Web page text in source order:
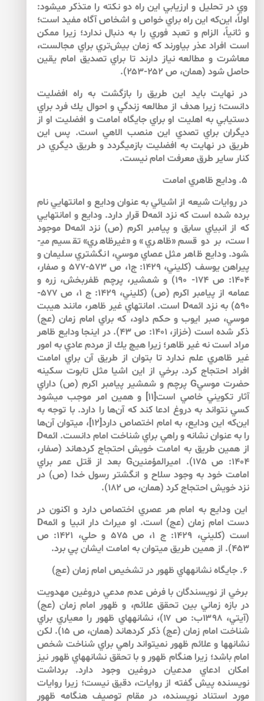
وي در تحليل و ارزيابي اين راه دو نكته را متذكر مي­شود:
اولاً، اين‌كه اين راه براي خواص و اشخاص آگاه مفيد است؛
و ثانياً، الزام و تعبد فوري را به دنبال ندارد؛ زيرا ممكن
است افراد عذر بياورند كه زمان بيش‌تري براي مجالست،
معاشرت و مطالعه نياز دارند تا براي تصديق امام يقين
حاصل شود (همان، ص ۲۵۲-۲۵۳).
در نهايت بايد اين طريق را بازگشت به راه افضليت
دانست؛ زيرا هدف از مطالعه زندگي و احوال يك فرد براي
دستيابي به اهليت او براي جايگاه امامت و افضليت او از
ديگران براي تصدي اين منصب الاهي است. پس اين
طريق در نهايت به افضليت بازمي­گردد و طريق ديگري در
كنار ساير طرق معرفت امام نيست.
۵. ودايع ظاهري امامت
در روايات شيعه از اشيائي به عنوان ودايع و امانت­هايي نام
برده شده است كه نزد ائمهD قرار دارد. ودايع و امانت­هايي
كه از انبياي سابق و پيامبر اكرم (ص) نزد ائمهD موجود
است، بر دو قسم «ظاهري» و «غيرظاهري» تقسيم مي­
شود. ودايع ظاهر مثل عصاي موسي، انگشتري سليمان و
پيراهن يوسف (كليني، 1429: ج1، ص 573-577 و صفار،
1404: ص 174- 190) و شمشير، پرچم ظفربخش، زره و
عمامه از پيامبر اكرم (ص) (كليني، 1429: ج 1،‌ ص 577-
590) به نزد ائمهD است. امانت­هاي غير ظاهر، مانند هيبت
موسي، صبر ايوب و حكم داود، كه براي امام زمان (عج)
ذكر شده است (خزاز، 1401: ‌ص 43). در اينجا ودايع ظاهر
مراد است نه غير ظاهر؛ زيرا هيچ يك از مردم عادي به امور
غير ظاهري علم ندارد تا بتوان از طريق آن براي امامت
افراد احتجاج كرد. برخي از اين اشيا مثل تابوت سكينه
حضرت موسيG پرچم و شمشير پيامبر اكرم (ص) داراي
آثار تكويني خاصي است[11] و همين امر موجب مي­شود
كسي نتواند به دروغ ادعا كند كه آن‌ها را دارد. با توجه به
اين‌كه اين ودايع، به امام اختصاص دارد[12]، مي­توان آن‌ها
را به عنوان نشانه­ و راهي براي شناخت امام دانست. ائمهD
از همين طريق به امامت خويش احتجاج كرده­اند (صفار،
1404: ص 175). اميرالمؤمنينG بعد از قتل عمر براي
امامت خود به وجود سلاح و انگشتر رسول خدا (ص) در
نزد خويش احتجاج كرد (همان، ص 182).
اين ودايع به امام هر عصري اختصاص دارد و اكنون در
دست امام زمان (عج) است. او ميراث دار انبيا و ائمهD
است (كليني، 1429: ج 1، ص 575 و حلي، 1421: ص
453). از همين طريق مي­توان به امامت ايشان پي برد.
۶. جايگاه نشانه­هاي ظهور در تشخيص امام زمان (عج)
برخي از نويسندگان با فرض عدم مدعي دروغين مهدويت
در بازه زماني بين تحقق علائم، و ظهور امام زمان (عج)
(آيتي، ۱۳۹۸ب: ص ۱۷)، نشانه­هاي ظهور را معياري براي
شناخت امام زمان (عج) ذكر كرده­اند (همان، ص ۱۵). لكن
نشانه­ها و علائم ظهور نمي­تواند راهي براي شناخت شخص
امام باشد؛ زيرا هنگام ظهور و با تحقق نشانه­هاي ظهور نيز
امكان ادعاي مدعيان دروغين وجود دارد. برداشت
نويسنده پيش گفته از روايات، دقيق نيست؛ زيرا روايات
مورد استناد نويسنده، در مقام توصيف هنگامه ظهور